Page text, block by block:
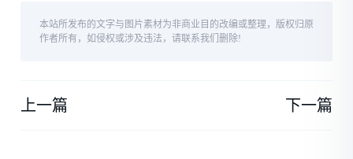
本站所发布的文字与图片素材为非商业目的改编或整理，版权归原
作者所有，如侵权或涉及违法，请联系我们删除!
上一篇 下一篇